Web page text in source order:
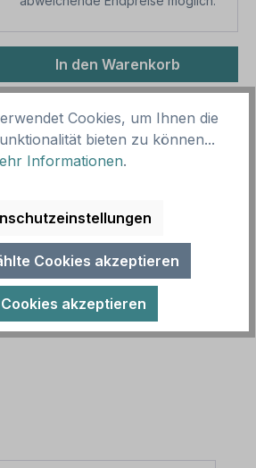
Gib den
In den Warenkorb
FW-42
Feuerwehrschild Rettungswege
Diese
kommen im Außenbereic…
Cookies, um Ihnen die
bieten zu können...
Informationen.
Cookies akzeptieren
akzeptieren